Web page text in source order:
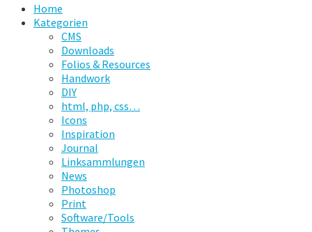
Home
Kategorien
CMS
Downloads
Folios & Resources
Handwork
DIY
html, php, css…
Icons
Inspiration
Journal
Linksammlungen
News
Photoshop
Print
Software/Tools